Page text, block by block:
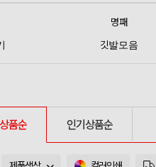
명패
깃발모음
품순 인기상품순